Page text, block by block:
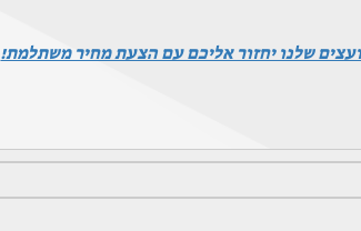
שלנו יחזור אליכם עם הצעת מחיר משתלמת!